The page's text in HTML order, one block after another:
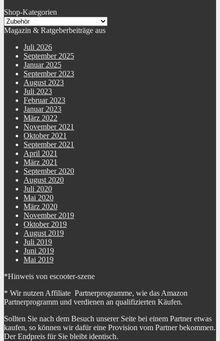
Shop-Kategorien
Magazin & Ratgeberbeiträge aus
Juli 2026
September 2025
Januar 2025
September 2023
August 2023
Juli 2023
Februar 2023
Januar 2023
März 2022
November 2021
Oktober 2021
September 2021
April 2021
März 2021
September 2020
August 2020
Juli 2020
Mai 2020
März 2020
November 2019
Oktober 2019
August 2019
Juli 2019
Juni 2019
Mai 2019
*Hinweis von escooter-szene
* Wir nutzen Affiliate Partnerprogramme, wie das Amazon
Partnerprogramm und verdienen an qualifizierten Käufen.
Sollten Sie nach dem Besuch unserer Seite bei einem Partner etwas
kaufen, so können wir dafür eine Provision vom Partner bekommen.
Der Endpreis für Sie bleibt identisch.